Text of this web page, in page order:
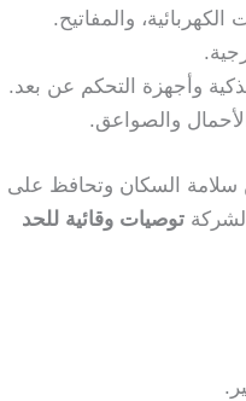
والمفاتيح.
وأجهزة التحكم عن بعد.
والصواعق.
سلامة السكان وتحافظ على
توصيات وقائية للحد